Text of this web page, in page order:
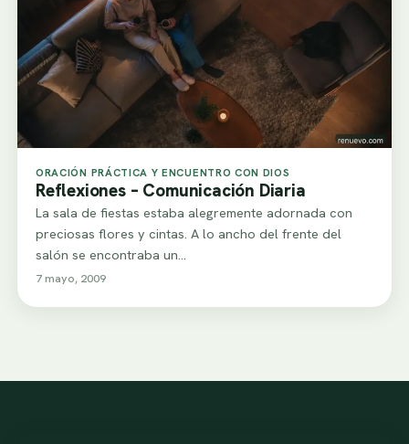
ORACIÓN PRÁCTICA Y ENCUENTRO CON DIOS
Reflexiones – Comunicación Diaria
La sala de fiestas estaba alegremente adornada con
preciosas flores y cintas. A lo ancho del frente del
salón se encontraba un…
7 mayo, 2009